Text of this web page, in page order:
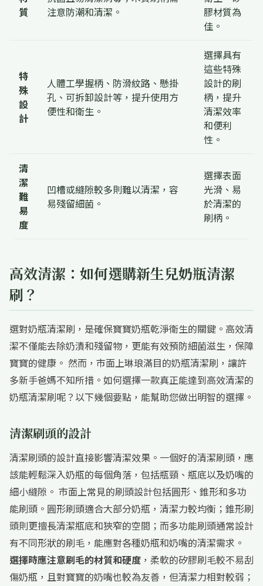
質
注意防潮和清潔。
膠材質為
佳。
特
殊
設
計
人體工學握柄、防滑紋路、懸掛
孔、可拆卸設計等，提升使用方
便性和衛生。
選擇具有
這些特殊
設計的刷
柄，提升
清潔效率
和便利
性。
清
潔
難
易
度
凹槽或縫隙較多則難以清潔，容
易殘留細菌。
選擇表面
光滑、易
於清潔的
刷柄。
高效清潔：如何選購新生兒奶瓶清潔
刷？
選對奶瓶清潔刷，是確保寶寶奶瓶乾淨衛生的關鍵。高效清
潔不僅能去除奶漬和殘留物，更能有效預防細菌滋生，保障
寶寶的健康。 然而，市面上琳琅滿目的奶瓶清潔刷，讓許
多新手爸媽不知所措。如何選擇一款真正能達到高效清潔的
奶瓶清潔刷呢？以下幾個要點，能幫助您做出明智的選擇。
清潔刷頭的設計
清潔刷頭的設計直接影響清潔效果。一個好的清潔刷頭，應
該能輕鬆深入奶瓶的每個角落，包括瓶頸、瓶底以及奶嘴的
細小縫隙。 市面上常見的刷頭設計包括圓形、錐形和多功
能刷頭。圓形刷頭適合大部分奶瓶，清潔力較均衡；錐形刷
頭則更擅長清潔瓶底和狹窄的空間；而多功能刷頭通常設計
有不同形狀的刷毛，能應對各種奶瓶和奶嘴的清潔需求。
選擇時應注意刷毛的材質和硬度 ，柔軟的矽膠刷毛較不易刮
傷奶瓶，且對寶寶的奶嘴也較為友善，但清潔力相對較弱；